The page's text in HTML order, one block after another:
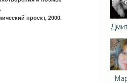
проект, 2000.